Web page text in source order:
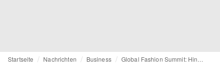
Startseite Nachrichten Business